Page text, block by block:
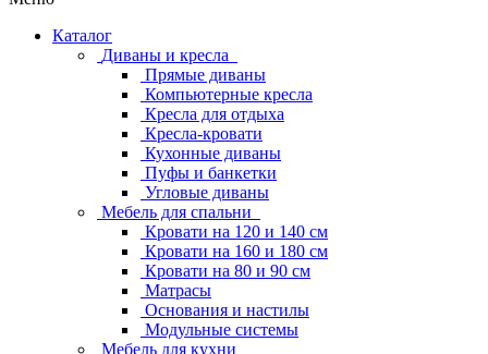
Каталог
Диваны и кресла
Прямые диваны
Компьютерные кресла
Кресла для отдыха
Кресла-кровати
Кухонные диваны
Пуфы и банкетки
Угловые диваны
Мебель для спальни
Кровати на 120 и 140 см
Кровати на 160 и 180 см
Кровати на 80 и 90 см
Матрасы
Основания и настилы
Модульные системы
Мебель для кухни